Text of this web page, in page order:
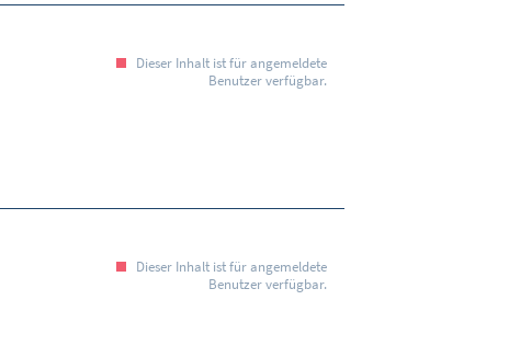
Dieser Inhalt ist für angemeldete
Benutzer verfügbar.
Dieser Inhalt ist für angemeldete
Benutzer verfügbar.